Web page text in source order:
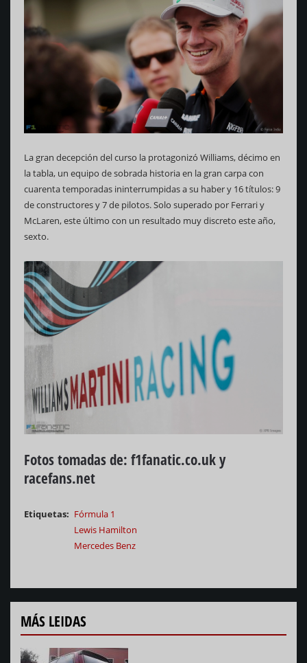
La gran decepción del curso la protagonizó Williams, décimo en
la tabla, un equipo de sobrada historia en la gran carpa con
cuarenta temporadas ininterrumpidas a su haber y 16 títulos: 9
de constructores y 7 de pilotos. Solo superado por Ferrari y
McLaren, este último con un resultado muy discreto este año,
sexto.
Fotos tomadas de: f1fanatic.co.uk y
racefans.net
Etiquetas
Fórmula 1
Lewis Hamilton
Mercedes Benz
MÁS LEIDAS